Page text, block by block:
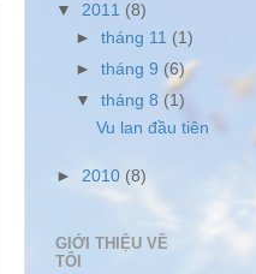
▼ 2011 (8)
►tháng 11 (1)
►tháng 9 (6)
▼tháng 8 (1)
Vu lan đầu tiên
► 2010 (8)
GIỚI THIỆU VỀ
TÔI